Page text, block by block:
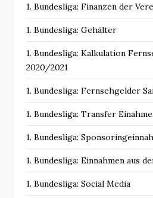
1. Bundesliga: Finanzen der
1. Bundesliga: Gehälter
1. Bundesliga: Kalkulation
2020/2021
1. Bundesliga: Fernsehgelder
1. Bundesliga: Transfer
1. Bundesliga:
1. Bundesliga: Einnahmen aus
1. Bundesliga: Social Media